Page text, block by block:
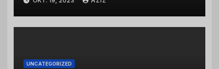
UNCATEGORIZED